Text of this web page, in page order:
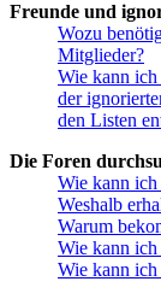
Freunde und
Wozu
Mitglieder?
Wie kann
der
den Listen
Die Foren
Wie kann ich
Weshalb
Warum
Wie kann
Wie kann ich